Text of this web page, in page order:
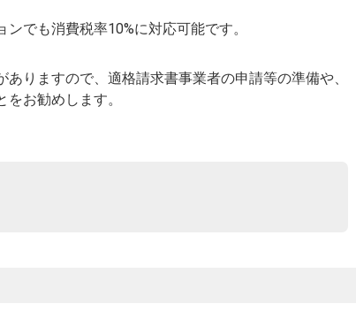
でも消費税率10%に対応可能です。
りますので、適格請求書事業者の申請等の準備や、
お勧めします。